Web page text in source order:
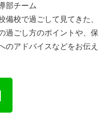
部チーム
備校で過ごして見てきた、
過ごし方のポイントや、保
のアドバイスなどをお伝え